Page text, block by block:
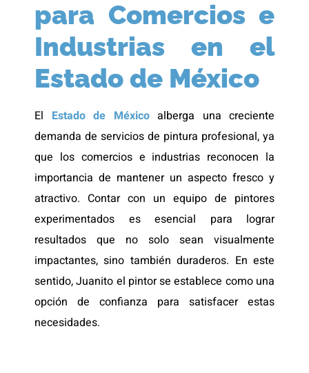
para Comercios e
Industrias en el
Estado de México
El Estado de Méxicoalberga una creciente
demanda de servicios de pintura profesional, ya
que los comercios e industrias reconocen la
importancia de mantener un aspecto fresco y
atractivo. Contar con un equipo de pintores
experimentados es esencial para lograr
resultados que no solo sean visualmente
impactantes, sino también duraderos. En este
sentido, Juanito el pintor se establece como una
opción de confianza para satisfacer estas
necesidades.